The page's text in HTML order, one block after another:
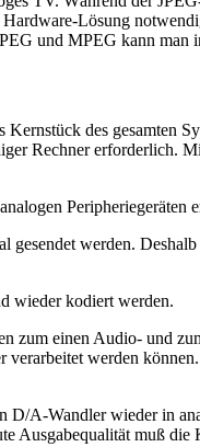
Lösung
und MPEG kann
des gesamten
Rechner erforderlich.
Peripheriegeräten
werden. Deshalb
wieder kodiert werden.
zum einen Audio- und
werden
D/A-Wandler wieder in
Ausgabequalität muß die